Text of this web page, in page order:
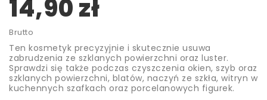
14,90 zł
Brutto
Ten kosmetyk precyzyjnie i skutecznie usuwa
zabrudzenia ze szklanych powierzchni oraz luster.
Sprawdzi się także podczas czyszczenia okien, szyb oraz
szklanych powierzchni, blatów, naczyń ze szkła, witryn w
kuchennych szafkach oraz porcelanowych figurek.